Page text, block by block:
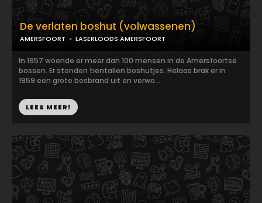
De verlaten boshut (volwassenen)
AMERSFOORT LASERLOODS AMERSFOORT
In 1957 woonde er meer dan 100 mensen in de Amersfoortse
bossen. Er stonden tientallen boshutjes. Helaas brak er in
1959 een grote bosbrand uit en verwo...
LEES MEER!